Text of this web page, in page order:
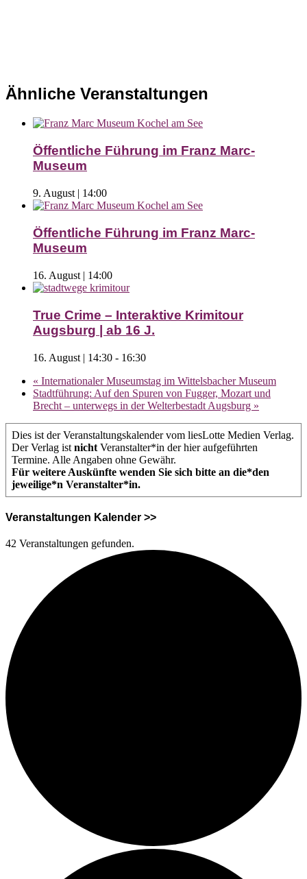
Ähnliche Veranstaltungen
Öffentliche Führung im Franz Marc-
Museum
9. August | 14:00
Öffentliche Führung im Franz Marc-
Museum
16. August | 14:00
True Crime – Interaktive Krimitour
Augsburg | ab 16 J.
16. August | 14:30 - 16:30
« Internationaler Museumstag im Wittelsbacher Museum
Stadtführung: Auf den Spuren von Fugger, Mozart und
Brecht – unterwegs in der Welterbestadt Augsburg »
Dies ist der Veranstaltungskalender vom liesLotte Medien Verlag.
Der Verlag ist nicht Veranstalter*in der hier aufgeführten
Termine. Alle Angaben ohne Gewähr.
Für weitere Auskünfte wenden Sie sich bitte an die*den
jeweilige*n Veranstalter*in.
Veranstaltungen Kalender >>
42 Veranstaltungen gefunden.